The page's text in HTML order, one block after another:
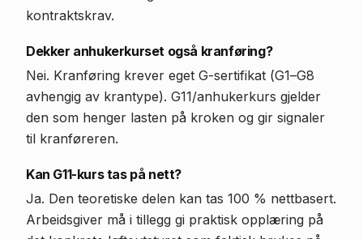
kontraktskrav.
Dekker anhukerkurset også kranføring?
Nei. Kranføring krever eget G-sertifikat (G1–G8
avhengig av krantype). G11/anhukerkurs gjelder
den som henger lasten på kroken og gir signaler
til kranføreren.
Kan G11-kurs tas på nett?
Ja. Den teoretiske delen kan tas 100 % nettbasert.
Arbeidsgiver må i tillegg gi praktisk opplæring på